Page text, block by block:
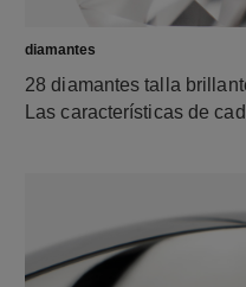
diamantes
28 diamantes talla
Las características de